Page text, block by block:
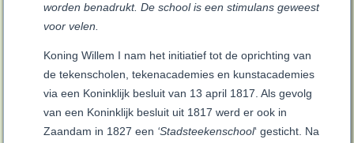
worden benadrukt. De school is een stimulans geweest
voor velen.
Koning Willem I nam het initiatief tot de oprichting van
de tekenscholen, tekenacademies en kunstacademies
via een Koninklijk besluit van 13 april 1817. Als gevolg
van een Koninklijk besluit uit 1817 werd er ook in
Zaandam in 1827 een ‘Stadsteekenschool‘ gesticht. Na